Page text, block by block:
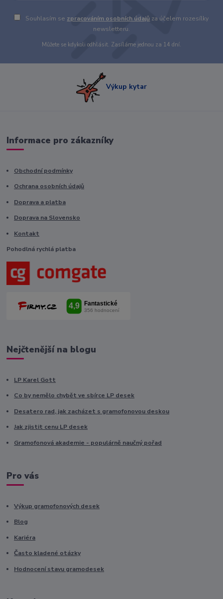
Souhlasím se zpracováním osobních údajů za účelem rozesílky
newsletteru.
Můžete se kdykoli odhlásit. Zasíláme jednou za 14 dní.
Výkup kytar
Informace pro zákazníky
Obchodní podmínky
Ochrana osobních údajů
Doprava a platba
Doprava na Slovensko
Kontakt
Pohodlná rychlá platba
Nejčtenější na blogu
LP Karel Gott
Co by nemělo chybět ve sbírce LP desek
Desatero rad, jak zacházet s gramofonovou deskou
Jak zjistit cenu LP desek
Gramofonová akademie - populárně naučný pořad
Pro vás
Výkup gramofonových desek
Blog
Kariéra
Často kladené otázky
Hodnocení stavu gramodesek